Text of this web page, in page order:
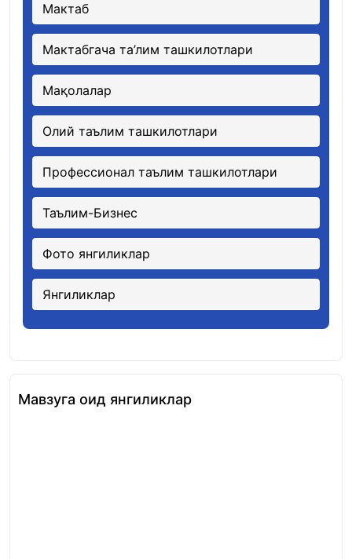
Мактаб
Мактабгача та’лим ташкилотлари
Мақолалар
Олий таълим ташкилотлари
Профессионал таълим ташкилотлари
Таълим-Бизнес
Фото янгиликлар
Янгиликлар
Мавзуга оид янгиликлар